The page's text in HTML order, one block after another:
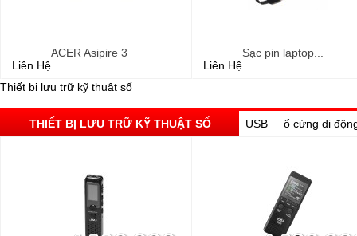
Liên Hệ
ACER Asipire 3
Liên Hệ
Sạc pin laptop...
Thiết bị lưu trữ kỹ thuật số
THIẾT BỊ LƯU TRỮ KỸ THUẬT SỐ USB ổ cứng di